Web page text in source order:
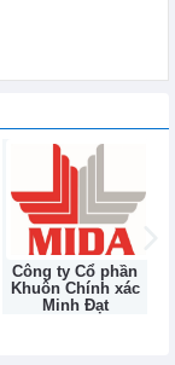
Công ty Cổ Phần
Đầu Tư và Thương
Mại TNG